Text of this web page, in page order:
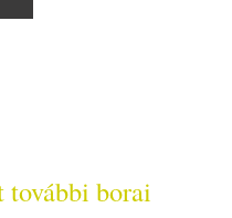
további borai